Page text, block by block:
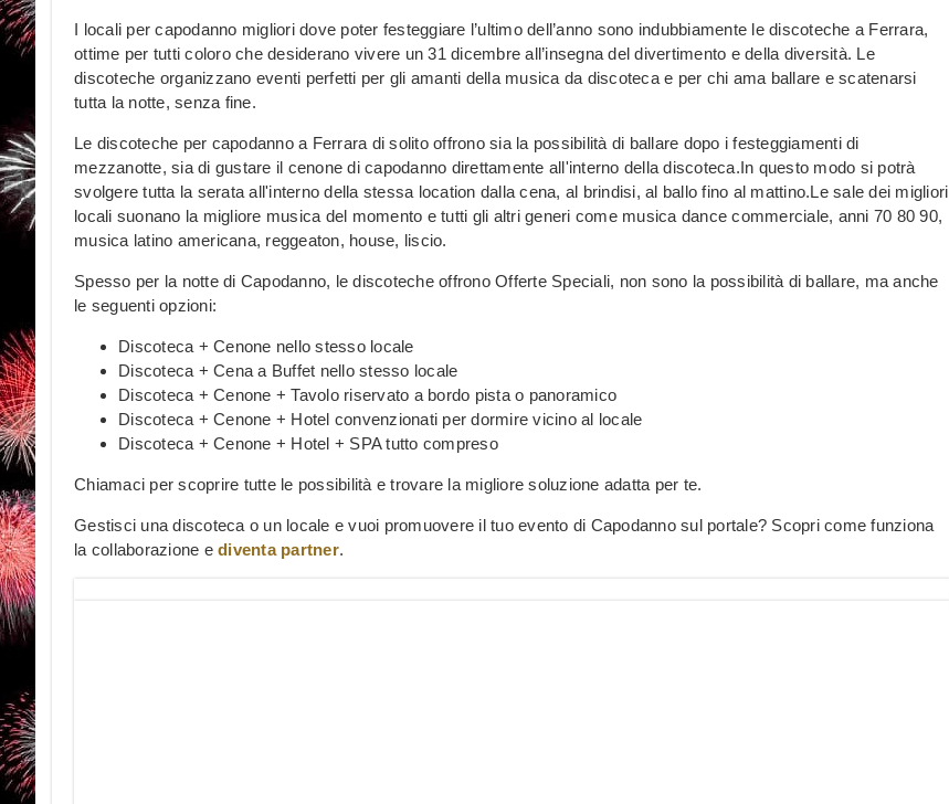
I locali per capodanno migliori dove poter festeggiare l’ultimo dell’anno sono indubbiamente le discoteche a Ferrara,
ottime per tutti coloro che desiderano vivere un 31 dicembre all’insegna del divertimento e della diversità. Le
discoteche organizzano eventi perfetti per gli amanti della musica da discoteca e per chi ama ballare e scatenarsi
tutta la notte, senza fine.
Le discoteche per capodanno a Ferrara di solito offrono sia la possibilità di ballare dopo i festeggiamenti di
mezzanotte, sia di gustare il cenone di capodanno direttamente all'interno della discoteca.In questo modo si potrà
svolgere tutta la serata all'interno della stessa location dalla cena, al brindisi, al ballo fino al mattino.Le sale dei migliori
locali suonano la migliore musica del momento e tutti gli altri generi come musica dance commerciale, anni 70 80 90,
musica latino americana, reggeaton, house, liscio.
Spesso per la notte di Capodanno, le discoteche offrono Offerte Speciali, non sono la possibilità di ballare, ma anche
le seguenti opzioni:
Discoteca + Cenone nello stesso locale
Discoteca + Cena a Buffet nello stesso locale
Discoteca + Cenone + Tavolo riservato a bordo pista o panoramico
Discoteca + Cenone + Hotel convenzionati per dormire vicino al locale
Discoteca + Cenone + Hotel + SPA tutto compreso
Chiamaci per scoprire tutte le possibilità e trovare la migliore soluzione adatta per te.
Gestisci una discoteca o un locale e vuoi promuovere il tuo evento di Capodanno sul portale? Scopri come funziona
la collaborazione e diventa partner.